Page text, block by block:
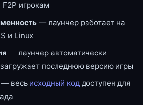
игрокам
— лаунчер работает на
и Linux
— лаунчер автоматически
последнюю версию игры
— весь исходный код доступен для